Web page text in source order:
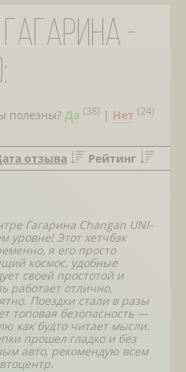
-
полезны? Да (38) | Нет (24)
отзыва Рейтинг
Гагарина Changan UNI-
уровне! Этот хетчбэк
я его просто
космос, удобные
своей простотой и
работает отлично,
Поездки стали в разы
топовая безопасность —
как будто читает мысли.
прошел гладко и без
авто, рекомендую всем